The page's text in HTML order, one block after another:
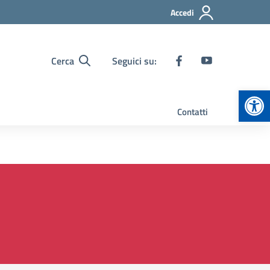
Accedi
Cerca Seguici su:
Contatti